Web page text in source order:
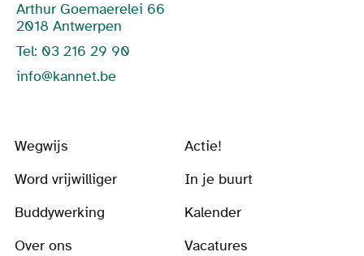
Arthur Goemaerelei 66
2018 Antwerpen
Tel: 03 216 29 90
info@kannet.be
Wegwijs
Actie!
Word vrijwilliger
In je buurt
Buddywerking
Kalender
Over ons
Vacatures